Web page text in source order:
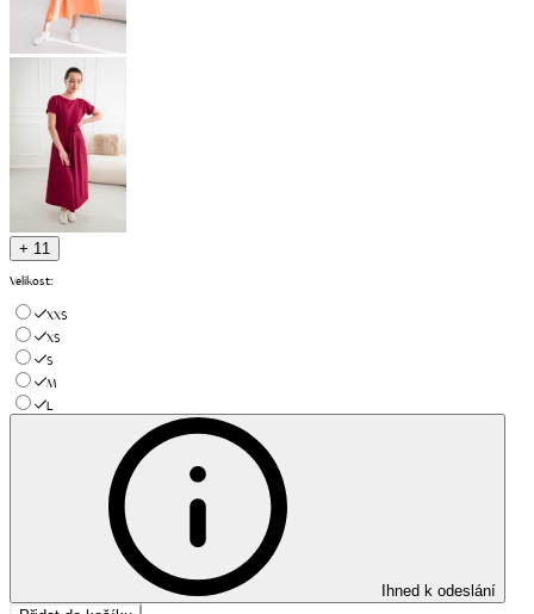
+ 11
Velikost:
XXS
XS
S
M
L
Ihned k odeslání